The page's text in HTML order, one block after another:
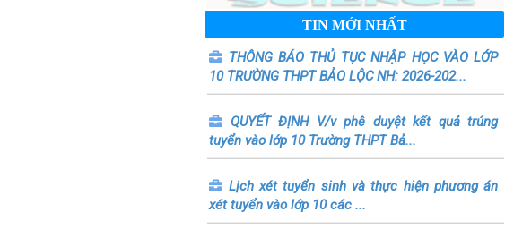
TIN MỚI NHẤT
THÔNG BÁO THỦ TỤC NHẬP HỌC VÀO LỚP
10 TRƯỜNG THPT BẢO LỘC NH: 2026-202...
QUYẾT ĐỊNH V/v phê duyệt kết quả trúng
tuyển vào lớp 10 Trường THPT Bả...
Lịch xét tuyển sinh và thực hiện phương án
xét tuyển vào lớp 10 các ...